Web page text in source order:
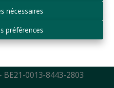
nécessaires
préférences
agréé IPI
(Belgique)
0013-8443-2803